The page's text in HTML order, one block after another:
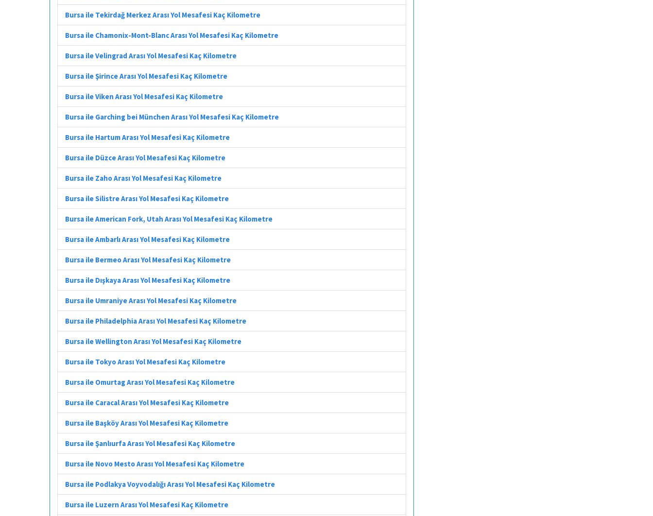
Bursa ile Tekirdağ Merkez Arası Yol Mesafesi Kaç Kilometre
Bursa ile Chamonix-Mont-Blanc Arası Yol Mesafesi Kaç Kilometre
Bursa ile Velingrad Arası Yol Mesafesi Kaç Kilometre
Bursa ile Şirince Arası Yol Mesafesi Kaç Kilometre
Bursa ile Viken Arası Yol Mesafesi Kaç Kilometre
Bursa ile Garching bei München Arası Yol Mesafesi Kaç Kilometre
Bursa ile Hartum Arası Yol Mesafesi Kaç Kilometre
Bursa ile Düzce Arası Yol Mesafesi Kaç Kilometre
Bursa ile Zaho Arası Yol Mesafesi Kaç Kilometre
Bursa ile Silistre Arası Yol Mesafesi Kaç Kilometre
Bursa ile American Fork, Utah Arası Yol Mesafesi Kaç Kilometre
Bursa ile Ambarlı Arası Yol Mesafesi Kaç Kilometre
Bursa ile Bermeo Arası Yol Mesafesi Kaç Kilometre
Bursa ile Dışkaya Arası Yol Mesafesi Kaç Kilometre
Bursa ile Umraniye Arası Yol Mesafesi Kaç Kilometre
Bursa ile Philadelphia Arası Yol Mesafesi Kaç Kilometre
Bursa ile Wellington Arası Yol Mesafesi Kaç Kilometre
Bursa ile Tokyo Arası Yol Mesafesi Kaç Kilometre
Bursa ile Omurtag Arası Yol Mesafesi Kaç Kilometre
Bursa ile Caracal Arası Yol Mesafesi Kaç Kilometre
Bursa ile Başköy Arası Yol Mesafesi Kaç Kilometre
Bursa ile Şanlıurfa Arası Yol Mesafesi Kaç Kilometre
Bursa ile Novo Mesto Arası Yol Mesafesi Kaç Kilometre
Bursa ile Podlakya Voyvodalığı Arası Yol Mesafesi Kaç Kilometre
Bursa ile Luzern Arası Yol Mesafesi Kaç Kilometre